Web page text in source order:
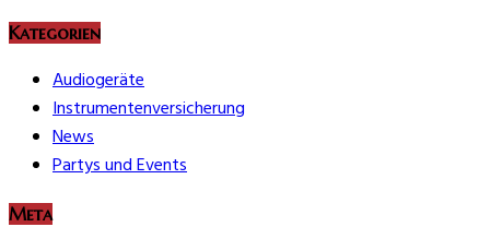
Kategorien
Audiogeräte
Instrumentenversicherung
News
Partys und Events
Meta